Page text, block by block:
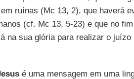
ruínas (Mc 13, 2), que haverá
(cf. Mc 13, 5-23) e que no
na sua glória para realizar o
é uma mensagem em uma